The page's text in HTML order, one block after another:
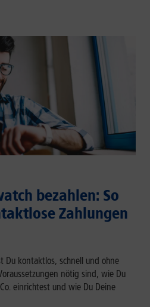
bezahlen: So
Zahlungen
Du kontaktlos, schnell und ohne
nötig sind, wie Du
einrichtest und wie Du Deine